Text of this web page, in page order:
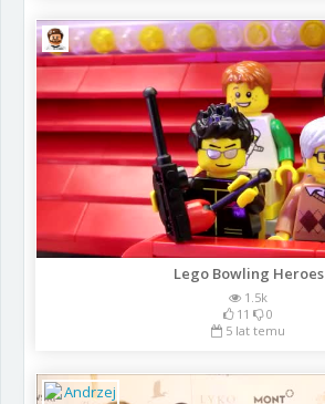
Lego Bowling Heroes
1.5k
11
0
5 lat temu